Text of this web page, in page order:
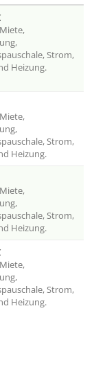
Miete,
Strom,
Heizung.
Miete,
Strom,
Heizung.
Miete,
Strom,
Heizung.
Miete,
Strom,
Heizung.